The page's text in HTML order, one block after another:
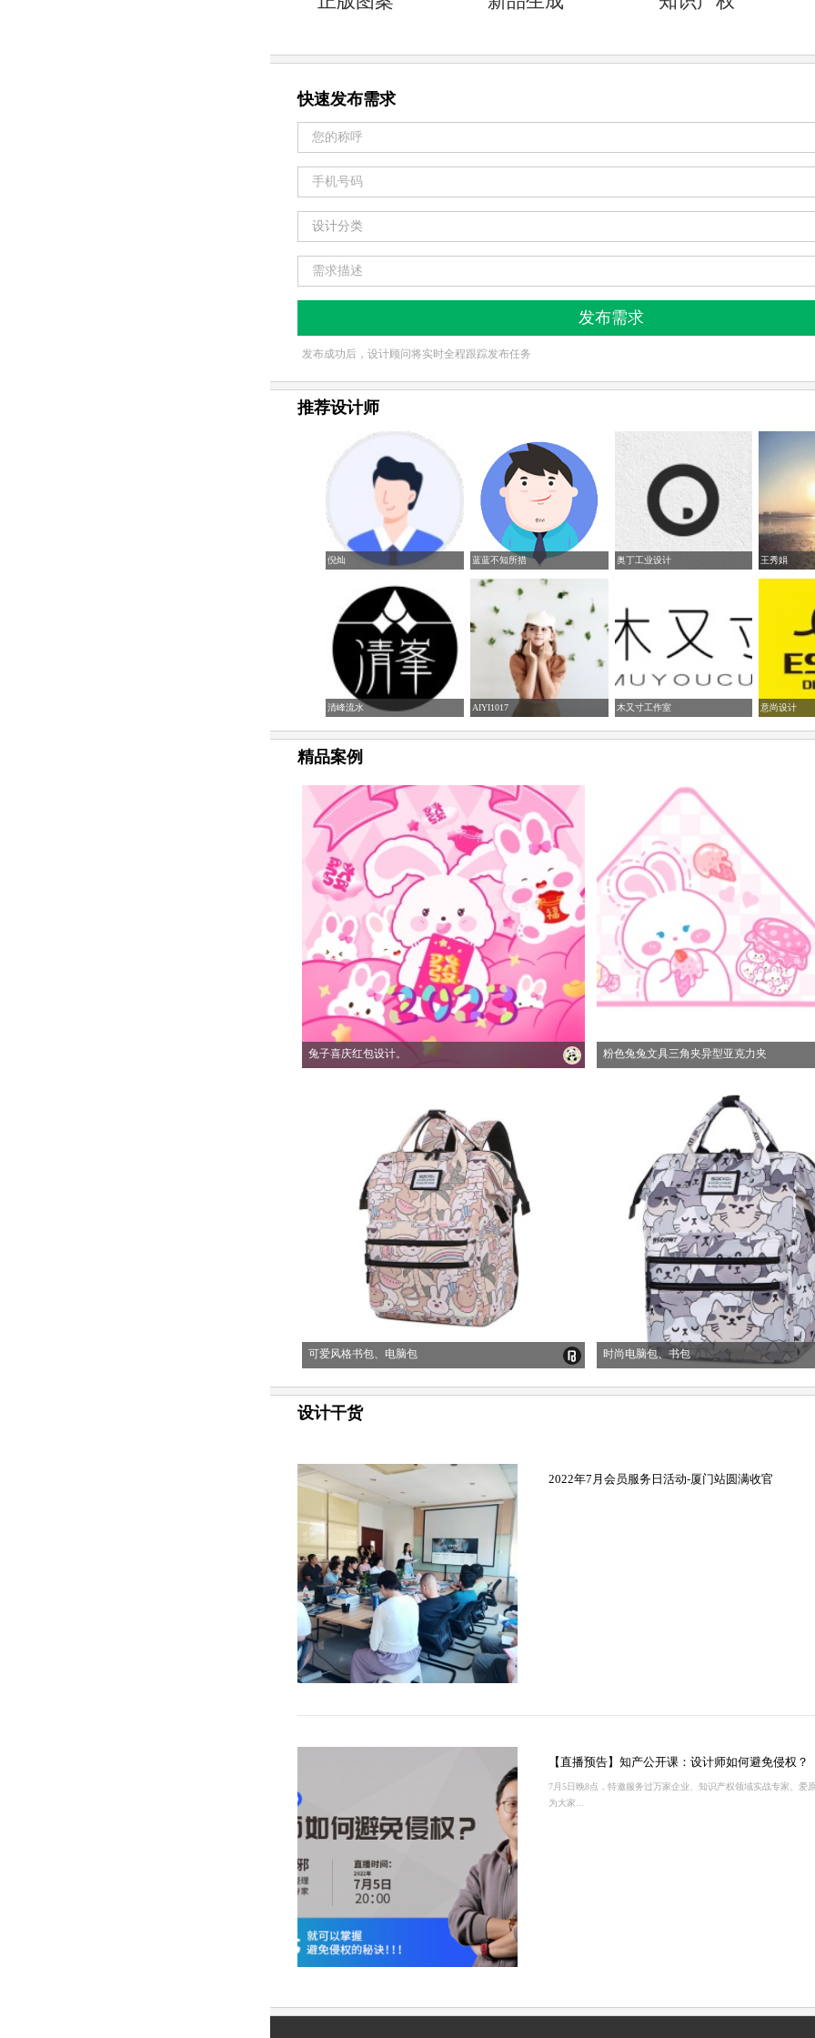
会员服务
快速发布需求
设计分类
发布成功后，设计顾问将实时全程跟踪发布任务
推荐设计师
倪灿 蓝蓝不知所措 奥丁工业设计 王秀娟
清峰流水 AIYI1017 木又寸工作室 意尚设计
精品案例
兔子喜庆红包设计。 粉色兔兔文具三角夹异型亚克力夹
可爱风格书包、电脑包 时尚电脑包、书包
设计干货
2022年7月会员服务日活动-厦门站圆满收官
【直播预告】知产公开课：设计师如何避免侵权？
7月5日晚8点，特邀服务过万家企业、知识产权领域实战专家、爱
为大家...